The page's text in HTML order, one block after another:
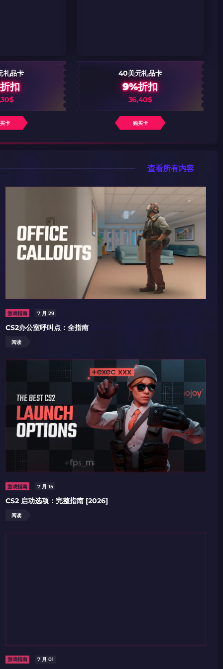
复制到剪贴板
2024LONG
复制到剪贴板
推荐
与电子竞技
礼品卡
扣
卡
40美元礼品卡
9%折扣
36,40$
购买卡
查看所有内容
游戏指南 7 月 29
CS2办公室呼叫点：全指南
阅读
游戏指南 7 月 15
CS2 启动选项：完整指南 [2026]
阅读
游戏指南 7 月 01